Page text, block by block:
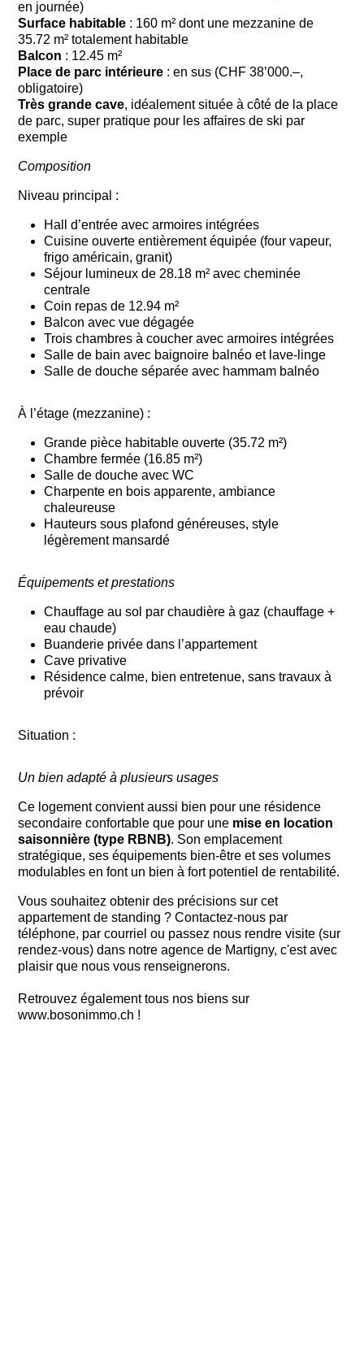
en journée)
Surface habitable : 160 m² dont une mezzanine de
35.72 m² totalement habitable
Balcon : 12.45 m²
Place de parc intérieure : en sus (CHF 38’000.–,
obligatoire)
Très grande cave, idéalement située à côté de la place
de parc, super pratique pour les affaires de ski par
exemple
Composition
Niveau principal :
Hall d’entrée avec armoires intégrées
Cuisine ouverte entièrement équipée (four vapeur,
frigo américain, granit)
Séjour lumineux de 28.18 m² avec cheminée
centrale
Coin repas de 12.94 m²
Balcon avec vue dégagée
Trois chambres à coucher avec armoires intégrées
Salle de bain avec baignoire balnéo et lave-linge
Salle de douche séparée avec hammam balnéo
À l’étage (mezzanine) :
Grande pièce habitable ouverte (35.72 m²)
Chambre fermée (16.85 m²)
Salle de douche avec WC
Charpente en bois apparente, ambiance
chaleureuse
Hauteurs sous plafond généreuses, style
légèrement mansardé
Équipements et prestations
Chauffage au sol par chaudière à gaz (chauffage +
eau chaude)
Buanderie privée dans l’appartement
Cave privative
Résidence calme, bien entretenue, sans travaux à
prévoir
Situation :
Un bien adapté à plusieurs usages
Ce logement convient aussi bien pour une résidence
secondaire confortable que pour une mise en location
saisonnière (type RBNB). Son emplacement
stratégique, ses équipements bien-être et ses volumes
modulables en font un bien à fort potentiel de rentabilité.
Vous souhaitez obtenir des précisions sur cet
appartement de standing ? Contactez-nous par
téléphone, par courriel ou passez nous rendre visite (sur
rendez-vous) dans notre agence de Martigny, c'est avec
plaisir que nous vous renseignerons.
Retrouvez également tous nos biens sur
www.bosonimmo.ch !